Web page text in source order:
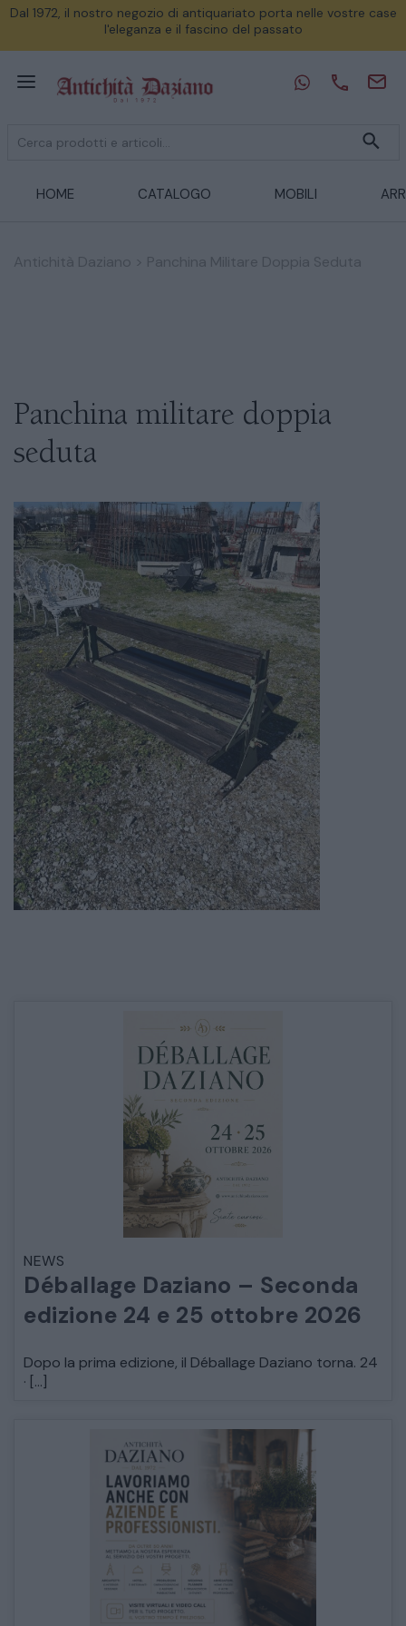
Dal 1972, il nostro negozio di antiquariato porta nelle vostre case
l'eleganza e il fascino del passato
HOME CATALOGO MOBILI
Antichità Daziano Panchina Militare Doppia Seduta
CATALOGO COMPLETO
CAMERE
Panchina militare doppia
seduta
NEWS
Déballage Daziano – Seconda
edizione 24 e 25 ottobre 2026
Dopo la prima edizione, il Déballage Daziano torna. 24
· […]